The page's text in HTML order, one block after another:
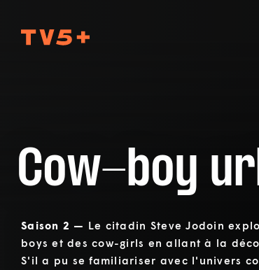
Cow-boy
Saison 2 — Le citadin Steve Jodoin
boys et des cow-girls en allant à la
S'il a pu se familiariser avec l'univers